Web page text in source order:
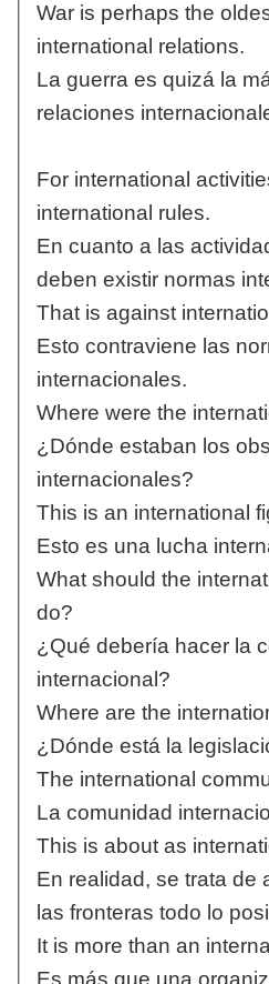
War is perhaps the
international relations.
La guerra es quizá la
relaciones
For international
international rules.
En cuanto a las
deben existir normas
That is against
Esto contraviene las
internacionales.
Where were the
¿Dónde estaban los
internacionales?
This is an international
Esto es una lucha
What should the
do?
¿Qué debería hacer la
internacional?
Where are the
¿Dónde está la
The international
La comunidad
This is about as
En realidad, se trata de
las fronteras todo lo
It is more than an
Es más que una